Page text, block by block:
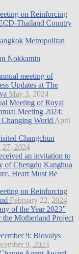
on Reinforcing
Thailand Country
Metropolitan
Nokkamin
meeting of
Updates at The
May 3, 2024
Meeting of Royal
Meeting 2024:
World April
Changchun
27, 2024
an invitation to
of Chengdu Kanghua
Heart Must Be
on Reinforcing
February 22, 2024
of the Year 2023”
Motherland Project
9: Biovalys
9, 2023